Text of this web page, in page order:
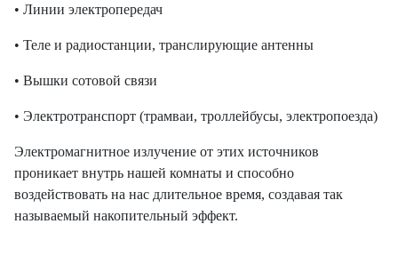
• Линии электропередач
• Теле и радиостанции, транслирующие антенны
• Вышки сотовой связи
• Электротранспорт (трамваи, троллейбусы, электропоезда)
Электромагнитное излучение от этих источников
проникает внутрь нашей комнаты и способно
воздействовать на нас длительное время, создавая так
называемый накопительный эффект.